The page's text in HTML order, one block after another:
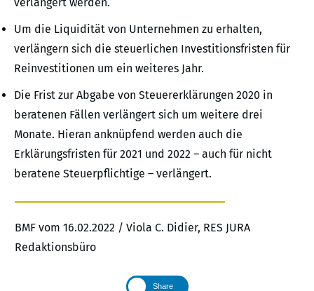
Um die Liquidität von Unternehmen zu erhalten,
verlängern sich die steuerlichen Investitionsfristen für
Reinvestitionen um ein weiteres Jahr.
Die Frist zur Abgabe von Steuererklärungen 2020 in
beratenen Fällen verlängert sich um weitere drei
Monate. Hieran anknüpfend werden auch die
Erklärungsfristen für 2021 und 2022 – auch für nicht
beratene Steuerpflichtige – verlängert.
BMF vom 16.02.2022 / Viola C. Didier, RES JURA
Redaktionsbüro
Share